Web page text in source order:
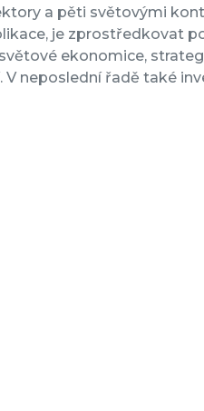
a pěti světovými
je zprostředkovat
ekonomice,
neposlední řadě také